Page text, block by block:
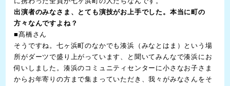
出演者のみなさま、とても演技がお上手でした。本当に町の
方々なんですよね？
■髙橋さん
そうですね。七ヶ浜町のなかでも湊浜（みなとはま）という場
所がダーツで盛り上がっています、と聞いてみんなで湊浜にお
伺いしました。湊浜のコミュニティセンターに小さなお子さま
からお年寄りの方まで集まっていただき、我々がみなさんをそ